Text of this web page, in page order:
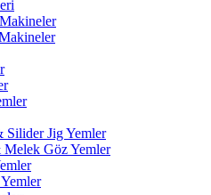
Silider Jig Yemler
Göz Yemler